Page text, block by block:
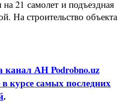
на 21 самолет и подъездная
На строительство объекта
канал АН Podrobno.uz
в курсе самых последних
.